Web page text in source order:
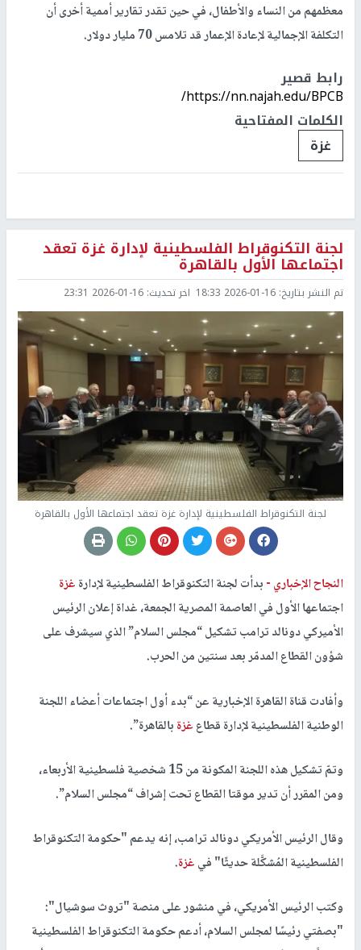
معظمهم من النساء والأطفال، في حين تقدر تقارير أممية أخرى أن
التكلفة الإجمالية لإعادة الإعمار قد تلامس 70 مليار دولار.
رابط قصير
https://nn.najah.edu/BPCB/
الكلمات المفتاحية
غزة
لجنة التكنوقراط الفلسطينية لإدارة غزة تعقد
اجتماعها الأول بالقاهرة
تم النشر بتاريخ: 2026-01-16 18:33 اخر تحديث: 2026-01-16 23:31
لجنة التكنوقراط الفلسطينية لإدارة غزة تعقد اجتماعها الأول بالقاهرة
النجاح الإخباري -بدأت لجنة التكنوقراط الفلسطينية لإدارةغزة
اجتماعها الأول في العاصمة المصرية الجمعة، غداة إعلان الرئيس
الأميركي دونالد ترامب تشكيل “مجلس السلام” الذي سيشرف على
شؤون القطاع المدمّر بعد سنتين من الحرب.
وأفادت قناة القاهرة الإخبارية عن “بدء أول اجتماعات أعضاء اللجنة
الوطنية الفلسطينية لإدارة قطاعغزةبالقاهرة”.
وتمّ تشكيل هذه اللجنة المكونة من 15 شخصية فلسطينية الأربعاء،
ومن المقرر أن تدير موقتا القطاع تحت إشراف “مجلس السلام”.
وقال الرئيس الأمريكي دونالد ترامب، إنه يدعم "حكومة التكنوقراط
الفلسطينية المُشكَّلة حديثًا" فيغزة.
وكتب الرئيس الأمريكي، في منشور على منصة "تروث سوشيال":
"بصفتي رئيسًا لمجلس السلام، أدعم حكومة التكنوقراط الفلسطينية